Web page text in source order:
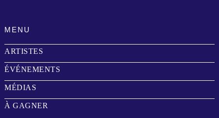
MENU
ARTISTES
ÉVÉNEMENTS
MÉDIAS
À GAGNER